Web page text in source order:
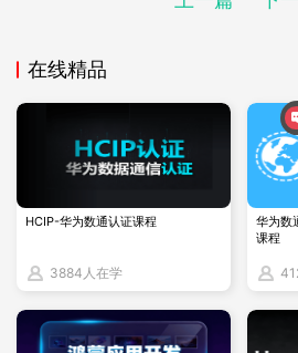
据库行业中脱颖而出，提供必要
可。因此，尽管费用不菲，但为
的职业发展和市场竞争力，获得
投资。
多企业中得到了广泛应用，尤其
在线精品
HCIP-华为数通认证课程
3884人在学
华为数
课程